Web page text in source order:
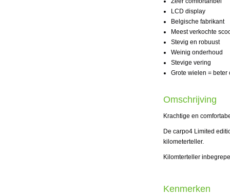
LCD display
Belgische fabrikant
Meest verkochte
Stevig en robuust
Weinig onderhoud
Stevige vering
Grote wielen = beter
Omschrijving
Krachtige en
De carpo4 Limited
kilometerteller.
Kilomterteller
Kenmerken